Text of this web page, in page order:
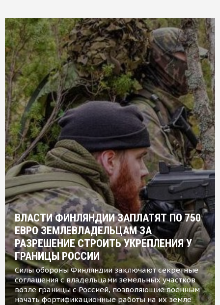
ВЛАСТИ ФИНЛЯНДИИ ЗАПЛАТЯТ ПО 750
ЕВРО ЗЕМЛЕВЛАДЕЛЬЦАМ ЗА
РАЗРЕШЕНИЕ СТРОИТЬ УКРЕПЛЕНИЯ У
ГРАНИЦЫ РОССИИ
Силы обороны Финляндии заключают секретные
соглашения с владельцами земельных участков
возле границы с Россией, позволяющие военным
начать фортификационные работы на их земле